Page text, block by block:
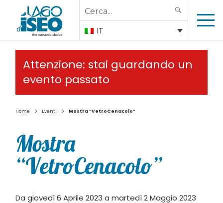
Search
for:
IT
Attenzione: stai guardando un
evento passato
Home > Eventi > Mostra “VetroCenacolo”
Mostra
“VetroCenacolo”
Da giovedì 6 Aprile 2023 a martedì 2 Maggio 2023